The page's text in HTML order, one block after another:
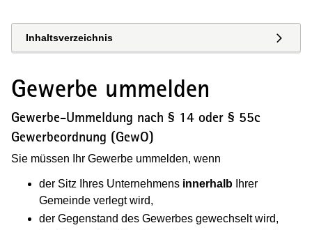
Inhaltsverzeichnis
Gewerbe ummelden
Gewerbe-Ummeldung nach § 14 oder § 55c
Gewerbeordnung (GewO)
Sie müssen Ihr Gewerbe ummelden, wenn
der Sitz Ihres Unternehmens innerhalb Ihrer
Gemeinde verlegt wird,
der Gegenstand des Gewerbes gewechselt wird,